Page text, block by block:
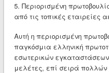
5. Περιορισμένη
από τις τοπικές εταιρείες
Αυτή η περιορισμένη
παγκόσμια ελληνική
εσωτερικών εγκαταστάσεων
μελέτες, επί σειρά πολλών